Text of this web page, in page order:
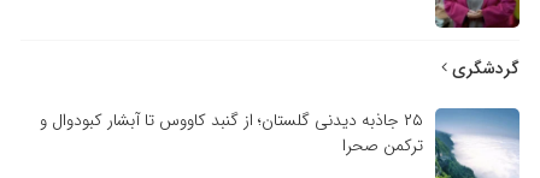
گردشگری
۲۵ جاذبه دیدنی گلستان؛ از گنبد کاووس تا آبشار کبودوال و
ترکمن صحرا